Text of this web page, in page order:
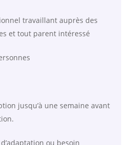
travaillant auprès des
et tout parent intéressé
jusqu’à une semaine avant
ou besoin